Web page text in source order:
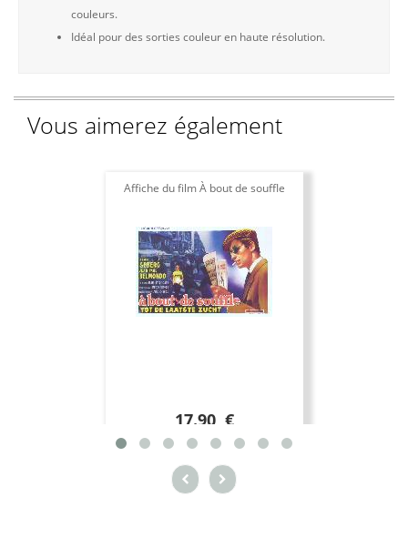
couleurs.
Idéal pour des sorties couleur en haute résolution.
Vous aimerez également
Affiche du film À bout de souffle
17.90 €